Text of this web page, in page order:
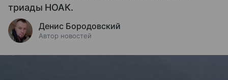
триады НОАК.
Денис Бородовский
Автор новостей